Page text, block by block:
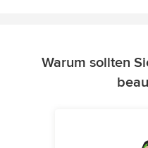
Warum sollten